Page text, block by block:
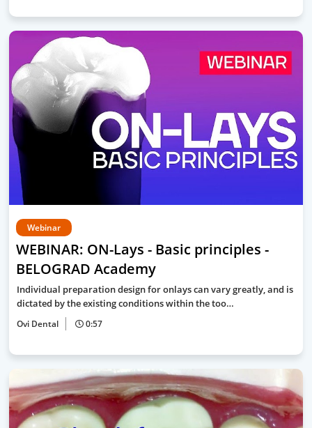
Webinar
WEBINAR: ON-Lays - Basic principles -
BELOGRAD Academy
Individual preparation design for onlays can vary greatly, and is
dictated by the existing conditions within the too…
Ovi Dental 0:57